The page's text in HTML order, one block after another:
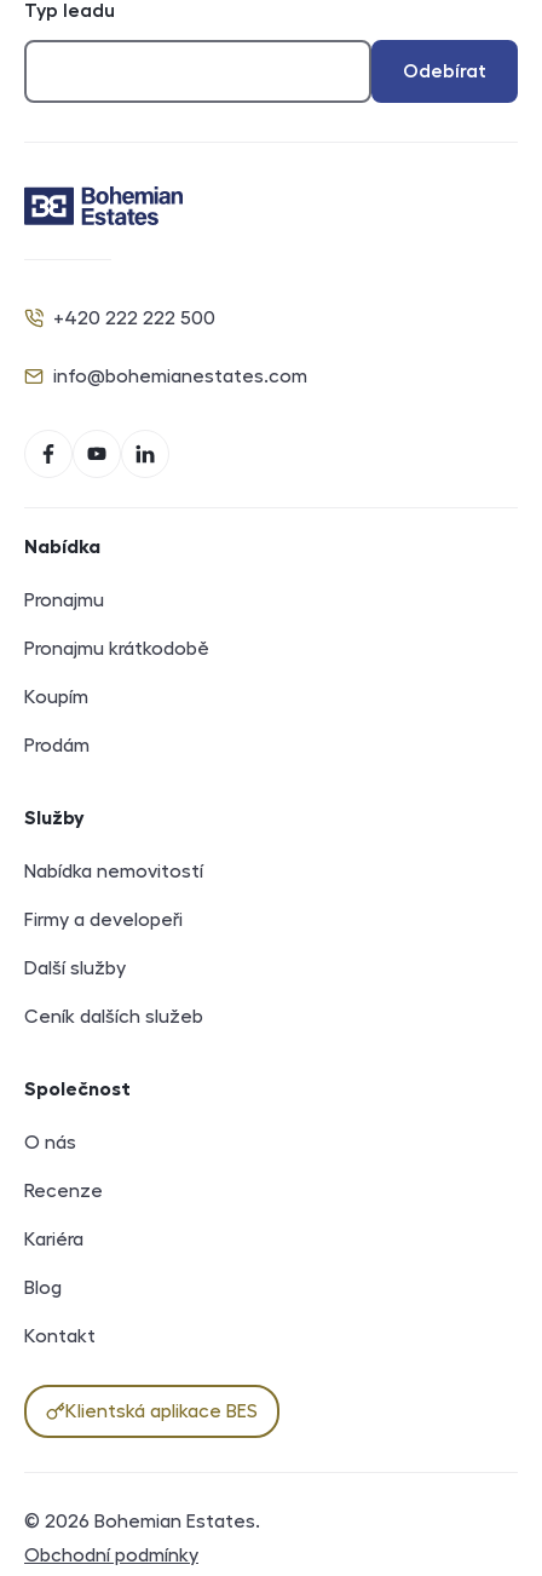
Typ leadu
Odebírat
Telefon
+420 222 222 500
E-mail
info@bohemianestates.com
FacebookYouTubeLinkedIn
Nabídka
Pronajmu
Pronajmu krátkodobě
Koupím
Prodám
Služby
Nabídka nemovitostí
Firmy a developeři
Další služby
Ceník dalších služeb
Společnost
O nás
Recenze
Kariéra
Blog
Kontakt
Klientská aplikace BES
© 2026 Bohemian Estates.
Právní dokumenty
Obchodní podmínky